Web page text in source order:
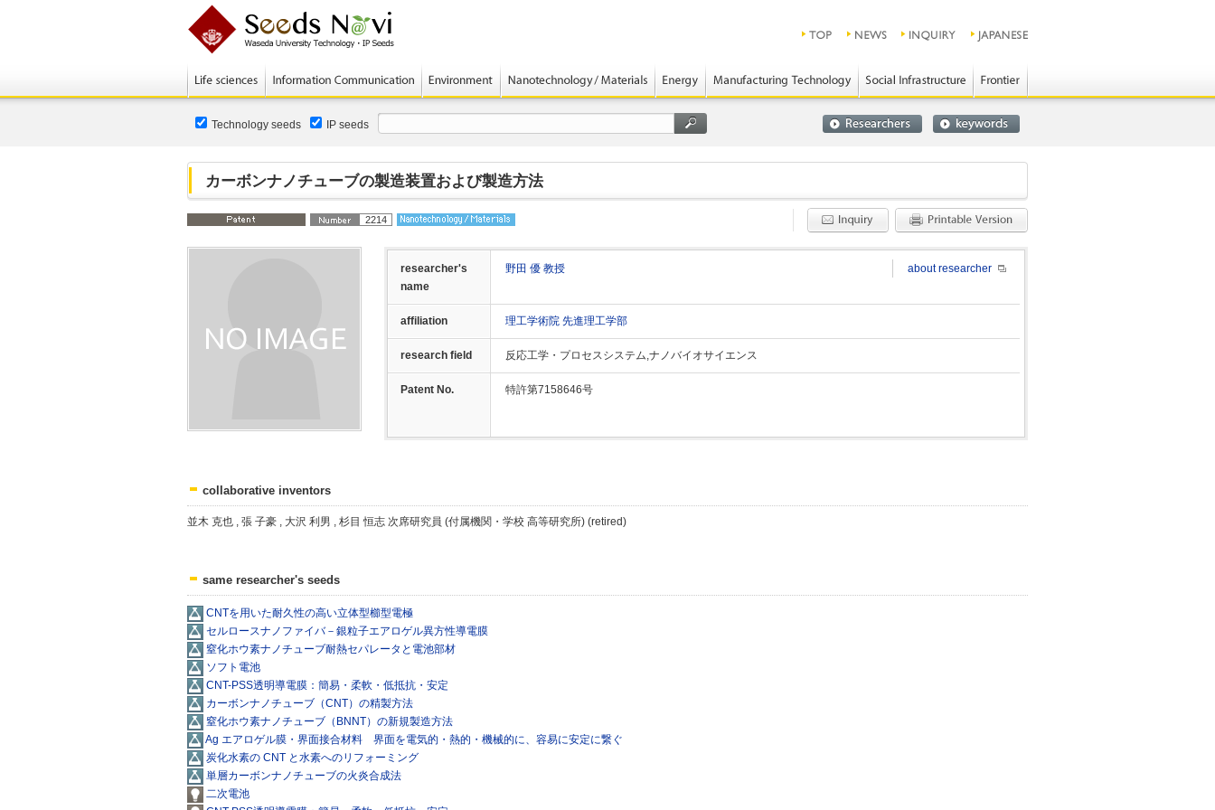
Technology seeds IP seeds
カーボンナノチューブの製造装置および製造方法
2214
researcher's
name
about researcher
野田 優 教授
affiliation 理工学術院 先進理工学部
research field 反応工学・プロセスシステム,ナノバイオサイエンス
Patent No. 特許第7158646号
collaborative inventors
並木 克也 , 張 子豪 , 大沢 利男 , 杉目 恒志 次席研究員 (付属機関・学校 高等研究所) (retired)
same researcher's seeds
CNTを用いた耐久性の高い立体型櫛型電極
セルロースナノファイバ－銀粒子エアロゲル異方性導電膜
窒化ホウ素ナノチューブ耐熱セパレータと電池部材
ソフト電池
CNT-PSS透明導電膜：簡易・柔軟・低抵抗・安定
カーボンナノチューブ（CNT）の精製方法
窒化ホウ素ナノチューブ（BNNT）の新規製造方法
Ag エアロゲル膜・界面接合材料 界面を電気的・熱的・機械的に、容易に安定に繋ぐ
炭化水素の CNT と水素へのリフォーミング
単層カーボンナノチューブの火炎合成法
二次電池